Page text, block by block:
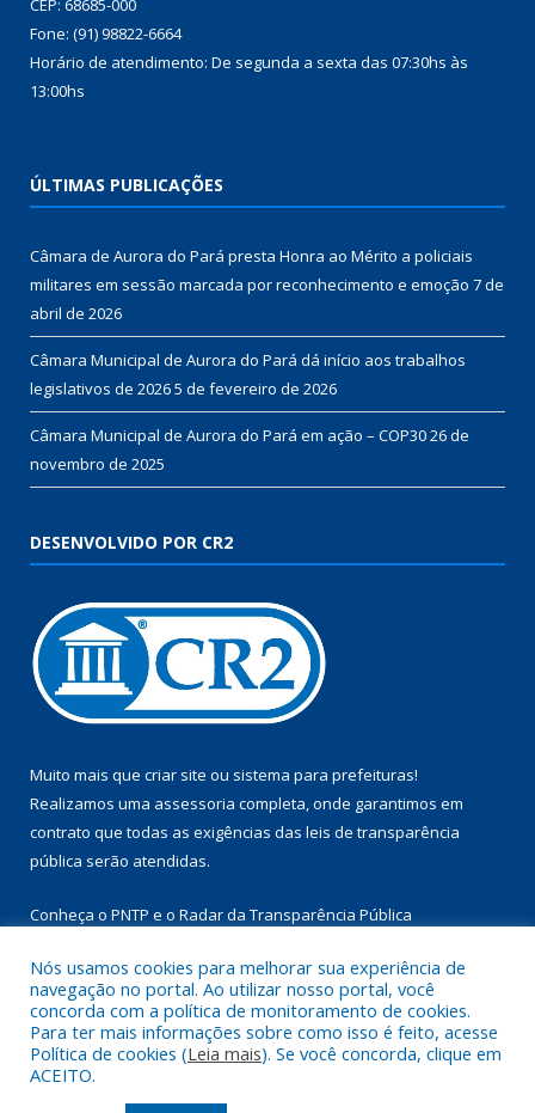
CEP: 68685-000
Fone: (91) 98822-6664
Horário de atendimento: De segunda a sexta das 07:30hs às
13:00hs
ÚLTIMAS PUBLICAÇÕES
Câmara de Aurora do Pará presta Honra ao Mérito a policiais
militares em sessão marcada por reconhecimento e emoção 7 de
abril de 2026
Câmara Municipal de Aurora do Pará dá início aos trabalhos
legislativos de 20265 de fevereiro de 2026
Câmara Municipal de Aurora do Pará em ação – COP3026 de
novembro de 2025
DESENVOLVIDO POR CR2
Muito mais que criar site ou sistema para prefeituras!
Realizamos uma assessoria completa, onde garantimos em
contrato que todas as exigências das leis de transparência
pública serão atendidas.
Conheça o PNTP e o Radar da Transparência Pública
Todos os direitos reservados a Câmara Municipal de Aurora do
Pará.
Nós usamos cookies para melhorar sua experiência de
navegação no portal. Ao utilizar nosso portal, você
concorda com a política de monitoramento de cookies.
Para ter mais informações sobre como isso é feito, acesse
Política de cookies (Leia mais). Se você concorda, clique em
ACEITO.